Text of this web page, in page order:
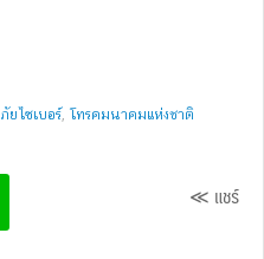
ภัยไซเบอร์, โทรคมนาคมแห่งชาติ
≪ แชร์